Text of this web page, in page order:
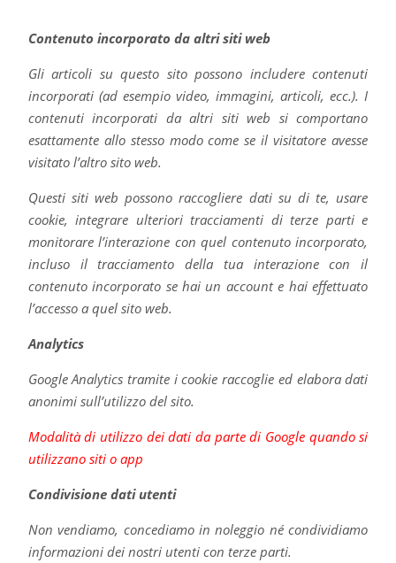
Contenuto incorporato da altri siti web
Gli articoli su questo sito possono includere contenuti
incorporati (ad esempio video, immagini, articoli, ecc.). I
contenuti incorporati da altri siti web si comportano
esattamente allo stesso modo come se il visitatore avesse
visitato l’altro sito web.
Questi siti web possono raccogliere dati su di te, usare
cookie, integrare ulteriori tracciamenti di terze parti e
monitorare l’interazione con quel contenuto incorporato,
incluso il tracciamento della tua interazione con il
contenuto incorporato se hai un account e hai effettuato
l’accesso a quel sito web.
Analytics
Google Analytics tramite i cookie raccoglie ed elabora dati
anonimi sull’utilizzo del sito.
Modalità di utilizzo dei dati da parte di Google quando si
utilizzano siti o app
Condivisione dati utenti
Non vendiamo, concediamo in noleggio né condividiamo
informazioni dei nostri utenti con terze parti.